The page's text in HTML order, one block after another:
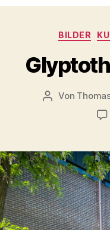
BILDER
Beitragsautor
Von